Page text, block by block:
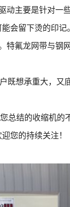
动主要是针对一
会留下烫的印记。
特氟龙网带与钢
既想承重大，又
结的收缩机的
您的持续关注！